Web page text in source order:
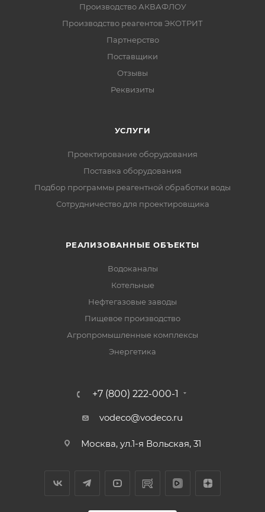
Производство АКВАФЛОУ
Производство реагентов ЭКОТРИТ
Партнерство
Поставщики
Отзывы
Реквизиты
УСЛУГИ
Проектирование оборудования
Поставка оборудования
Подбор программы реагентной обработки воды
Сотрудничество для проектировщика
РЕАЛИЗОВАННЫЕ ОБЪЕКТЫ
Водоканалы
Котельные
Нефтегазовые заводы
Пищевое производство
Агропромышленные комплексы
Энергетика
+7 (800) 222-000-1
vodeco@vodeco.ru
Москва, ул.1-я Вольская, 31